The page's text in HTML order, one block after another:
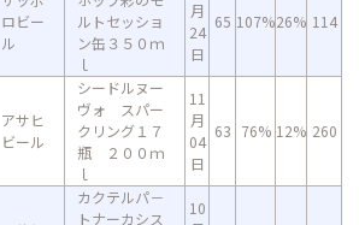
ロビー
ル
ルトセッショ
ン缶３５０ｍ
ｌ
月
24
日
65 107%26% 114
アサヒ
ビール
シードルヌー
ヴォ スパー
クリング１７
瓶 ２００ｍ
ｌ
11
月
04
日
63 76% 12% 260
カクテルパ－
トナーカシス
10